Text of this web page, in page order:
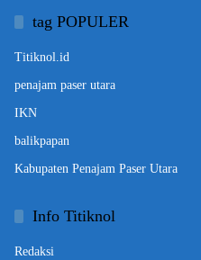
tag POPULER
Titiknol.id
penajam paser utara
IKN
balikpapan
Kabupaten Penajam Paser Utara
Info Titiknol
Redaksi